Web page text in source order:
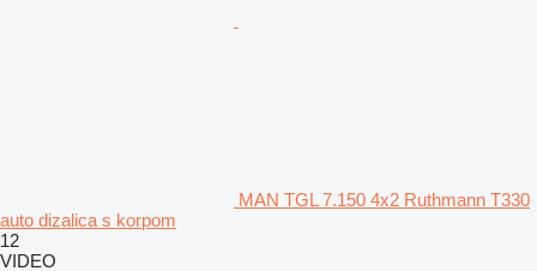
MAN TGL 7.150 4x2 Ruthmann T330
auto dizalica s korpom
12
VIDEO